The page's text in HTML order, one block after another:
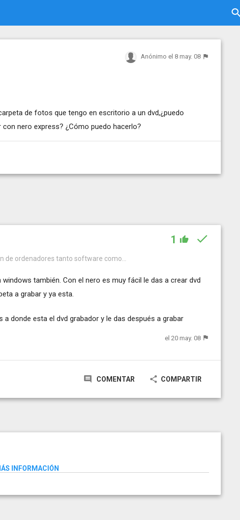
Anónimo el 8 may. 08
de fotos que tengo en escritorio a un dvd,¿puedo
nero express? ¿Cómo puedo hacerlo?
1
de ordenadores tanto software como...
también. Con el nero es muy fácil le das a crear dvd
a grabar y ya esta.
donde esta el dvd grabador y le das después a grabar
el 20 may. 08
COMENTAR COMPARTIR
INFORMACIÓN